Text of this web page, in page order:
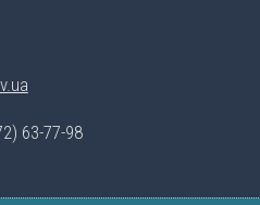
63-77-98